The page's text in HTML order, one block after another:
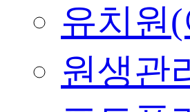
유치원
원생관